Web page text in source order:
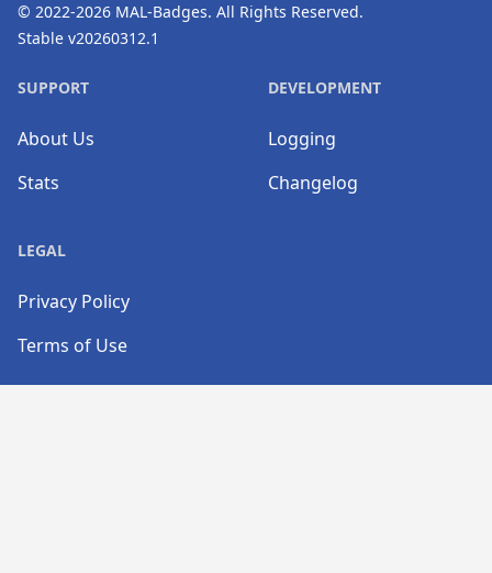
© 2022-2026 MAL-Badges. All Rights Reserved.
Stable v20260312.1
SUPPORT
About Us
Stats
DEVELOPMENT
Logging
Changelog
LEGAL
Privacy Policy
Terms of Use